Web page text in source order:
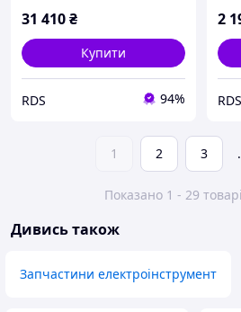
31 410₴
Купити
RDS 94%
2
RDS
1 2 3
Показано 1 - 29
Дивись також
Запчастини електроінструмент